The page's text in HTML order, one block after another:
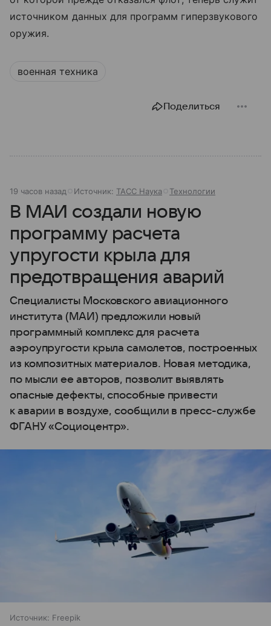
источником данных для программ гиперзвукового
оружия.
военная техника
Поделиться
19 часов назад Источник: ТАСС Наука Технологии
В МАИ создали новую
программу расчета
упругости крыла для
предотвращения аварий
Специалисты Московского авиационного
института (МАИ) предложили новый
программный комплекс для расчета
аэроупругости крыла самолетов, построенных
из композитных материалов. Новая методика,
по мысли ее авторов, позволит выявлять
опасные дефекты, способные привести
к аварии в воздухе, сообщили в пресс-службе
ФГАНУ «Cоциоцентр».
Источник: Freepik